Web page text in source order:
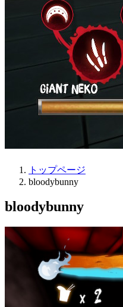
トップページ
bloodybunny
bloodybunny